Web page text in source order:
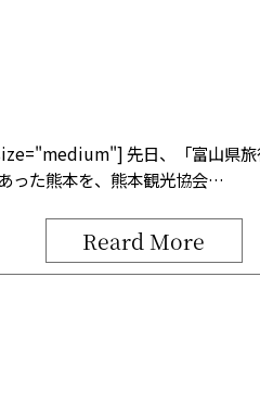
先日、「富山県旅
った熊本を、熊本観光協会…
Reard More